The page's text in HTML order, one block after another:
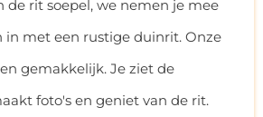
de rit soepel, we nemen je mee
in met een rustige duinrit. Onze
gemakkelijk. Je ziet de
foto's en geniet van de rit.